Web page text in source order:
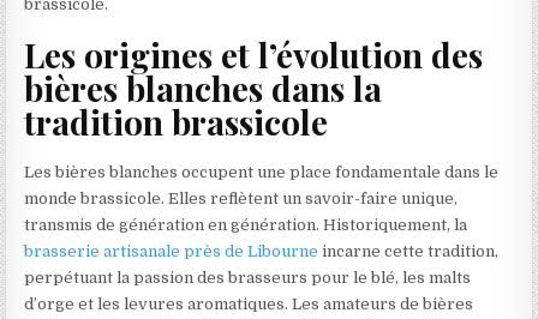
brassicole.
Les origines et l’évolution des
bières blanches dans la
tradition brassicole
Les bières blanches occupent une place fondamentale dans le
monde brassicole. Elles reflètent un savoir-faire unique,
transmis de génération en génération. Historiquement, la
brasserie artisanale près de Libourne incarne cette tradition,
perpétuant la passion des brasseurs pour le blé, les malts
d’orge et les levures aromatiques. Les amateurs de bières